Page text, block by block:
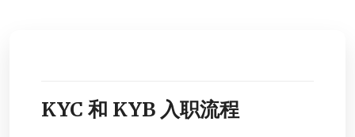
KYC 和 KYB 入职流程